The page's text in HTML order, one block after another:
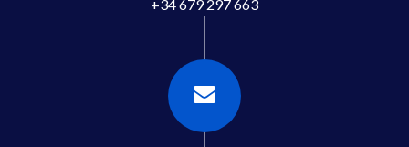
+34 679 297 663